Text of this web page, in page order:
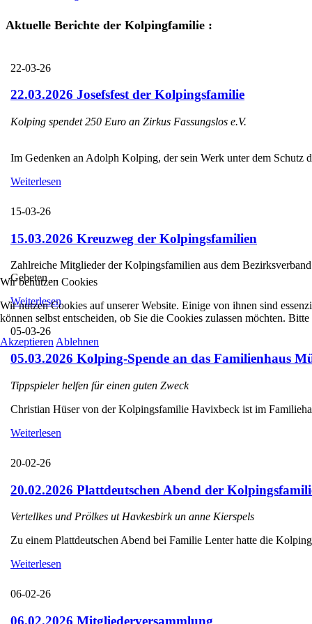
Aktuelle Berichte der Kolpingfamilie :
22-03-26
22.03.2026 Josefsfest der Kolpingsfamilie
Kolping spendet 250 Euro an Zirkus Fassungslos e.V.
Im Gedenken an Adolph Kolping, der sein Werk unter dem Schutz
Weiterlesen
15-03-26
15.03.2026 Kreuzweg der Kolpingsfamilien
Zahlreiche Mitglieder der Kolpingsfamilien aus dem
Gebeten ...
Weiterlesen
05-03-26
05.03.2026 Kolping-Spende an das Familienhaus
Tippspieler helfen für einen guten Zweck
Christian Hüser von der Kolpingsfamilie Havixbeck ist im
Weiterlesen
20-02-26
20.02.2026 Plattdeutschen Abend der
Vertellkes und Prölkes ut Havkesbirk un anne Kierspels
Zu einem Plattdeutschen Abend bei Familie Lenter hatte die
Weiterlesen
06-02-26
06.02.2026 Mitgliederversammlung
Wir benutzen Cookies
Wir nutzen Cookies auf unserer Website. Einige von ihnen sind
können selbst entscheiden, ob Sie die Cookies zulassen möchten.
Akzeptieren Ablehnen